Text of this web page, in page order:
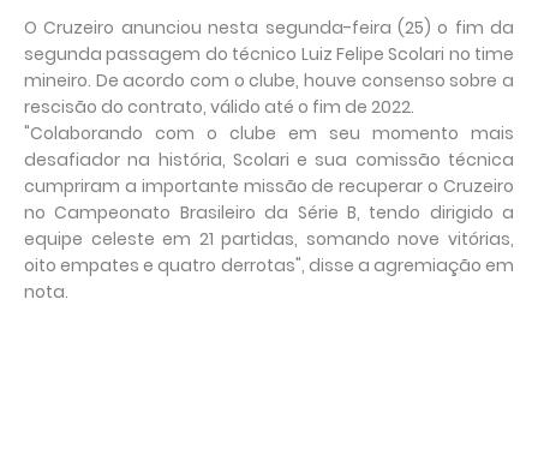
O Cruzeiro anunciou nesta segunda-feira (25) o fim da
segunda passagem do técnico Luiz Felipe Scolari no time
mineiro. De acordo com o clube, houve consenso sobre a
rescisão do contrato, válido até o fim de 2022.
"Colaborando com o clube em seu momento mais
desafiador na história, Scolari e sua comissão técnica
cumpriram a importante missão de recuperar o Cruzeiro
no Campeonato Brasileiro da Série B, tendo dirigido a
equipe celeste em 21 partidas, somando nove vitórias,
oito empates e quatro derrotas", disse a agremiação em
nota.